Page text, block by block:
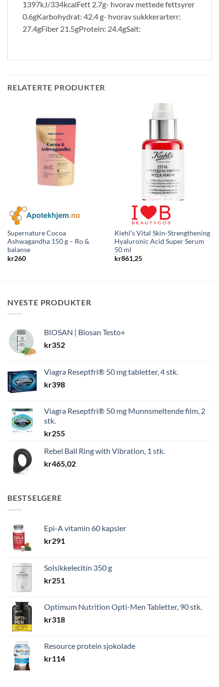
1397kJ/334kcalFett 2.7g- hvorav mettede fettsyrer
0.6gKarbohydrat: 42.4 g- hvorav sukkkerarterr:
27.4gFiber 21.5gProtein: 24.4gSalt:
RELATERTE PRODUKTER
Supernature Cocoa
Ashwagandha 150 g – Ro &
balanse
kr260
Kiehl’s Vital Skin-Strengthening
Hyaluronic Acid Super Serum
50 ml
kr861,25
NYESTE PRODUKTER
BIOSAN | Biosan Testo+
kr352
Viagra Reseptfri® 50 mg tabletter, 4 stk.
kr398
Viagra Reseptfri® 50 mg Munnsmeltende film, 2
stk.
kr255
Rebel Ball Ring with Vibration, 1 stk.
kr465,02
BESTSELGERE
Epi-A vitamin 60 kapsler
kr291
Solsikkelecitin 350 g
kr251
Optimum Nutrition Opti-Men Tabletter, 90 stk.
kr318
Resource protein sjokolade
kr114